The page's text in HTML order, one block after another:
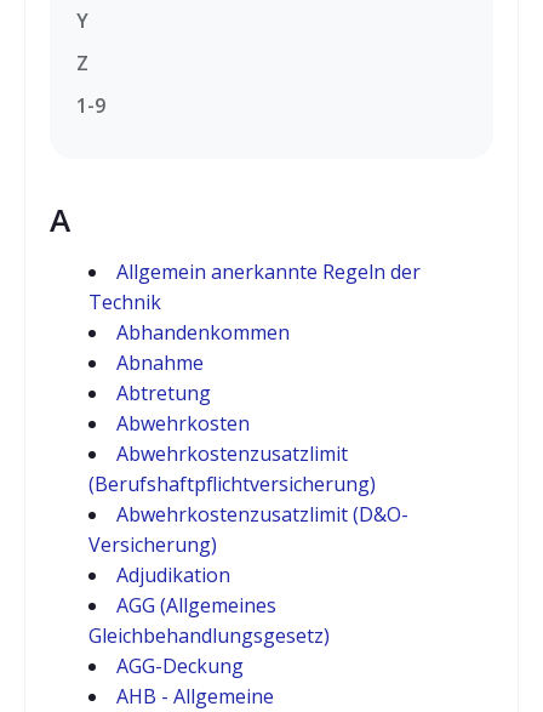
Y
Z
1-9
A
Allgemein anerkannte Regeln der
Technik
Abhandenkommen
Abnahme
Abtretung
Abwehrkosten
Abwehrkostenzusatzlimit
(Berufshaftpflichtversicherung)
Abwehrkostenzusatzlimit (D&O-
Versicherung)
Adjudikation
AGG (Allgemeines
Gleichbehandlungsgesetz)
AGG-Deckung
AHB - Allgemeine